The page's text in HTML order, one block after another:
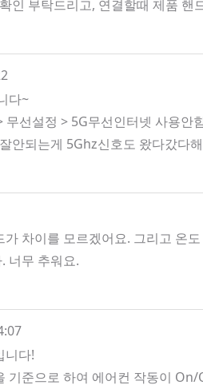
인 부탁드리고, 연결할때 제품 핸
다~
무선설정 > 5G무선인터넷 사용안
안되는게 5Ghz신호도 왔다갔다
차이를 모르겠어요. 그리고 온
너무 추워요.
니다!
기준으로 하여 에어컨 작동이